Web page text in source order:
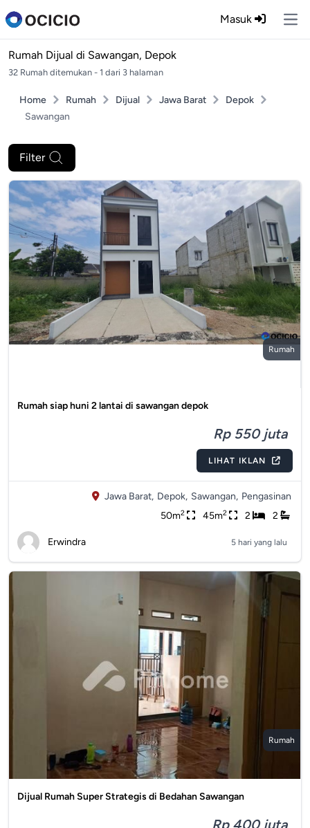
Masuk
Rumah Dijual di Sawangan, Depok
32 Rumah ditemukan - 1 dari 3 halaman
Home Rumah Dijual Jawa Barat
Depok
Sawangan
Filter
Rumah
Rumah siap huni 2 lantai di sawangan depok
Rp 550 juta
LIHAT IKLAN
Jawa Barat, Depok, Sawangan, Pengasinan
50m2 45m2 2 2
Erwindra 5 hari yang lalu
Rumah
Dijual Rumah Super Strategis di Bedahan Sawangan
Rp 400 juta